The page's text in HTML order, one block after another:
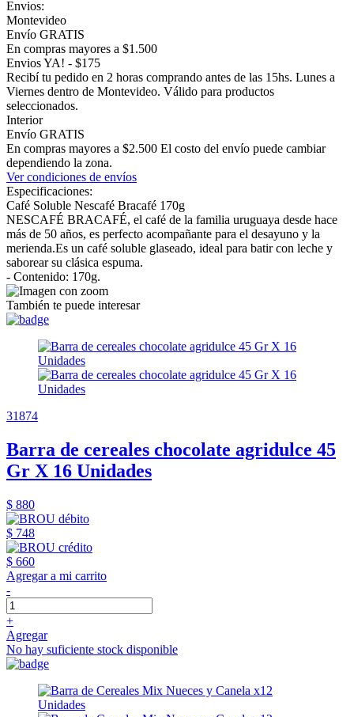
Envios:
Montevideo
Envío GRATIS
En compras mayores a $1.500
Envios YA! - $175
Recibí tu pedido en 2 horas comprando antes de las 15hs. Lunes a
Viernes dentro de Montevideo. Válido para productos
seleccionados.
Interior
Envío GRATIS
En compras mayores a $2.500 El costo del envío puede cambiar
dependiendo la zona.
Ver condiciones de envíos
Especificaciones:
Café Soluble Nescafé Bracafé 170g
NESCAFÉ BRACAFÉ, el café de la familia uruguaya desde hace
más de 50 años, es perfecto acompañante para el desayuno y la
merienda.Es un café soluble glaseado, ideal para batir con leche y
saborear su clásica espuma.
- Contenido: 170g.
También te puede interesar
31874
Barra de cereales chocolate agridulce 45
Gr X 16 Unidades
$ 880
$ 748
$ 660
Agregar a mi carrito
-
+
Agregar
No hay suficiente stock disponible